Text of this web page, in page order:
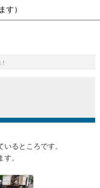
す）
るところです。
。